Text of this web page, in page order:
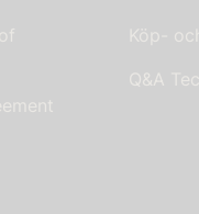
Köp-
Q&A